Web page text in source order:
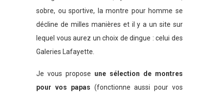
sobre, ou sportive, la montre pour homme se
décline de milles manières et il y a un site sur
lequel vous aurez un choix de dingue : celui des
Galeries Lafayette.
Je vous propose une sélection de montres
pour vos papas (fonctionne aussi pour vos